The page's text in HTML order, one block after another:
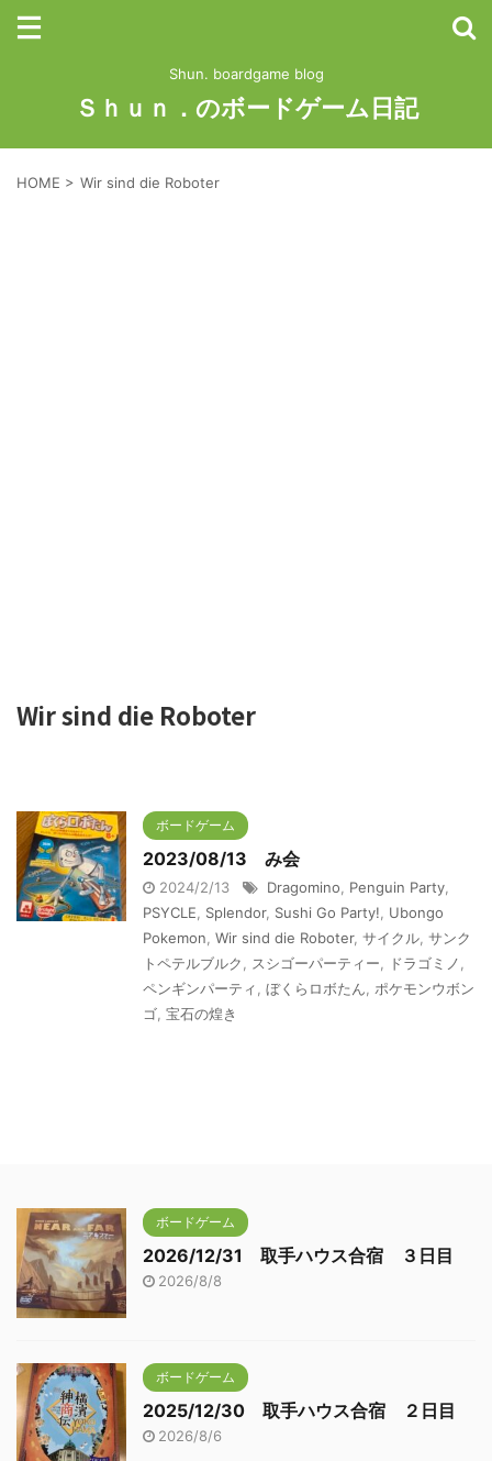
Shun. boardgame blog
Ｓｈｕｎ．のボードゲーム日記
HOME > Wir sind die Roboter
Wir sind die Roboter
ボードゲーム
2023/08/13 み会
2024/2/13 Dragomino Penguin Party
PSYCLE
Splendor, Sushi Go Party!
Ubongo
Pokemon Wir sind die Roboter, サイクル サンク
トペテルブルク
スシゴーパーティー ドラゴミノ
ペンギンパーティ
ぼくらロボたん
ポケモンウボン
ゴ 宝石の煌き
ボードゲーム
2026/12/31 取手ハウス合宿 ３日目
2026/8/8
ボードゲーム
2025/12/30 取手ハウス合宿 ２日目
2026/8/6